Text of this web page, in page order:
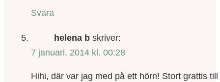
Svara
helena b skriver:
7 januari, 2014 kl. 00:28
Hihi, där var jag med på ett hörn! Stort grattis till